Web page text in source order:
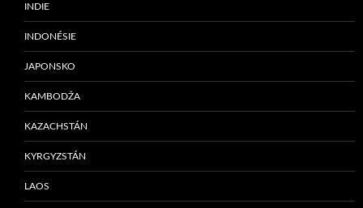
INDIE
INDONÉSIE
JAPONSKO
KAMBODŽA
KAZACHSTÁN
KYRGYZSTÁN
LAOS